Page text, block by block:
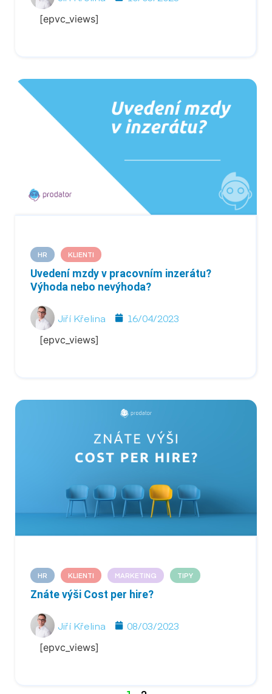
[epvc_views]
HR KLIENTI
Uvedení mzdy v pracovním inzerátu?
Výhoda nebo nevýhoda?
Jiří Křelina 16/04/2023
[epvc_views]
HR KLIENTI MARKETING TIPY
Znáte výši Cost per hire?
Jiří Křelina 08/03/2023
[epvc_views]